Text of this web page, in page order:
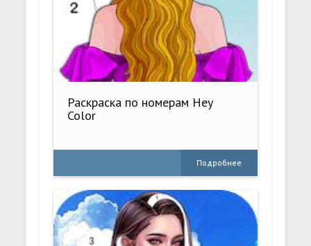
Раскраска по номерам Hey
Color
Подробнее